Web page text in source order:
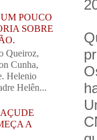
POUCO
SOBRE
Queiroz,
Cunha,
Helenio
Helên...
A